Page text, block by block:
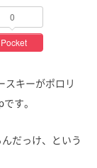
0
Pocket
スキーがポロリ
す。
だっけ、という